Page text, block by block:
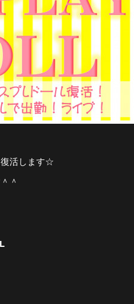
復活します☆
＾